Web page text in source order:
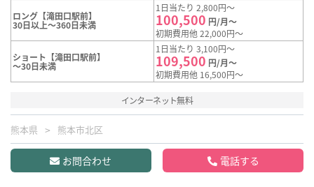
ロング【滝田口駅前】
30日以上～360日未満
1日当たり 2,800円～
100,500 円/月～
初期費用他 22,000円～
ショート【滝田口駅前】
～30日未満
1日当たり 3,100円～
109,500 円/月～
初期費用他 16,500円～
インターネット無料
熊本県 熊本市北区
お問合わせ 電話する